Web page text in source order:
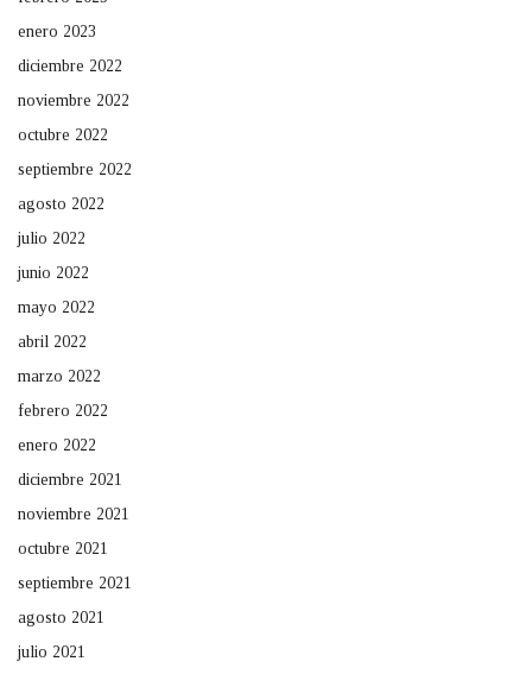
enero 2023
diciembre 2022
noviembre 2022
octubre 2022
septiembre 2022
agosto 2022
julio 2022
junio 2022
mayo 2022
abril 2022
marzo 2022
febrero 2022
enero 2022
diciembre 2021
noviembre 2021
octubre 2021
septiembre 2021
agosto 2021
julio 2021